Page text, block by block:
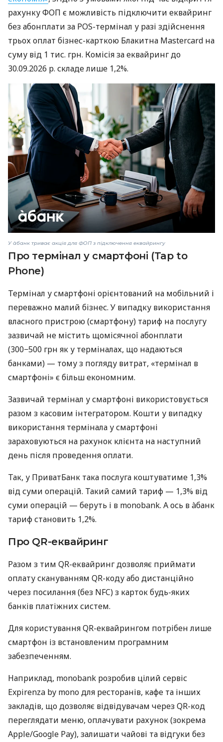
рахунку ФОП є можливість підключити еквайринг
без абонплати за POS-термінал у разі здійснення
трьох оплат бізнес-карткою Блакитна Mastercard на
суму від 1 тис. грн. Комісія за еквайринг до
30.09.2026 р. складе лише 1,2%.
У àбанк триває акція для ФОП з підключення еквайрингу
Про термінал у смартфоні (Tap to
Phone)
Термінал у смартфоні орієнтований на мобільний і
переважно малий бізнес. У випадку використання
власного пристрою (смартфону) тариф на послугу
зазвичай не містить щомісячної абонплати
(300−500 грн як у терміналах, що надаються
банками) — тому з погляду витрат, «термінал в
смартфоні» є більш економним.
Зазвичай термінал у смартфоні використовується
разом з касовим інтегратором. Кошти у випадку
використання термінала у смартфоні
зараховуються на рахунок клієнта на наступний
день після проведення оплати.
Так, у ПриватБанк така послуга коштуватиме 1,3%
від суми операцій. Такий самий тариф — 1,3% від
суми операцій — беруть і в monobank. А ось в àбанк
тариф становить 1,2%.
Про QR-еквайринг
Разом з тим QR-еквайринг дозволяє приймати
оплату скануванням QR-коду або дистанційно
через посилання (без NFC) з карток будь-яких
банків платіжних систем.
Для користування QR-еквайрингом потрібен лише
смартфон із встановленим програмним
забезпеченням.
Наприклад, monobank розробив цілий сервіс
Expirenza by mono для ресторанів, кафе та інших
закладів, що дозволяє відвідувачам через QR-код
переглядати меню, оплачувати рахунок (зокрема
Apple/Google Pay), залишати чайові та відгуки без